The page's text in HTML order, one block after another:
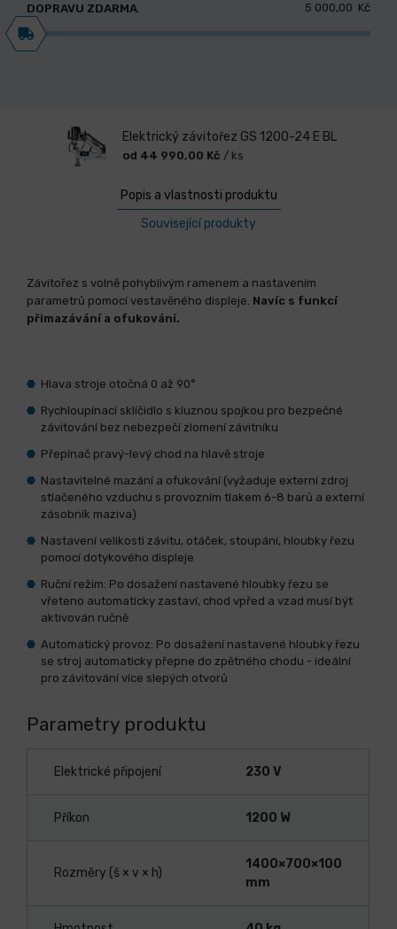
DOPRAVU ZDARMA.
5 000,00 Kč
Elektrický závitořez GS 1200-24 E BL
od 44 990,00 Kč / ks
Popis a vlastnosti produktu
Související produkty
Závitořez s volně pohyblivým ramenem a nastavením
parametrů pomocí vestavěného displeje. Navíc s funkcí
přimazávání a ofukování.
Hlava stroje otočná 0 až 90°
Rychloupínací sklíčidlo s kluznou spojkou pro bezpečné
závitování bez nebezpečí zlomení závitníku
Přepínač pravý-levý chod na hlavě stroje
Nastavitelné mazání a ofukování (vyžaduje externí zdroj
stlačeného vzduchu s provozním tlakem 6-8 barů a externí
zásobník maziva)
Nastavení velikosti závitu, otáček, stoupání, hloubky řezu
pomocí dotykového displeje
Ruční režim: Po dosažení nastavené hloubky řezu se
vřeteno automaticky zastaví, chod vpřed a vzad musí být
aktivován ručně
Automatický provoz: Po dosažení nastavené hloubky řezu
se stroj automaticky přepne do zpětného chodu - ideální
pro závitování více slepých otvorů
Parametry produktu
Elektrické připojení 230 V
Příkon 1200 W
Rozměry (š × v × h)
1400×700×100
mm